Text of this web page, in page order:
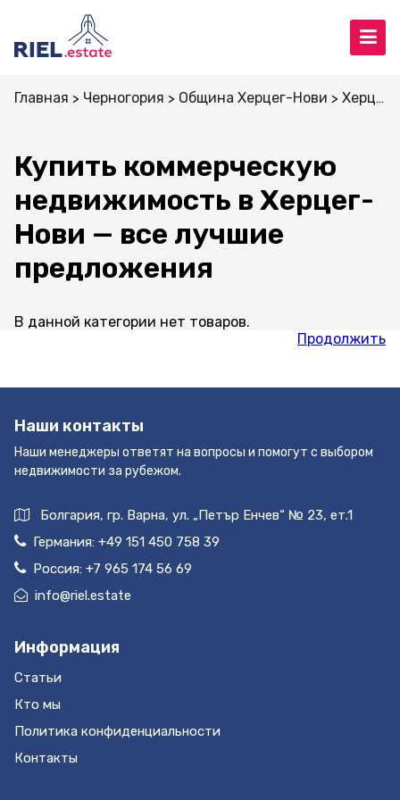
Главная Черногория Община Херцег-Нови Херцег-Нови
Купить коммерческую
недвижимость в Херцег-
Нови — все лучшие
предложения
В данной категории нет товаров.
Продолжить
Наши контакты
Наши менеджеры ответят на вопросы и помогут с выбором
недвижимости за рубежом.
Болгария, гр. Варна, ул. „Петър Енчев“ № 23, ет.1
Германия: +49 151 450 758 39
Россия: +7 965 174 56 69
info@riel.estate
Информация
Статьи
Кто мы
Политика конфиденциальности
Контакты